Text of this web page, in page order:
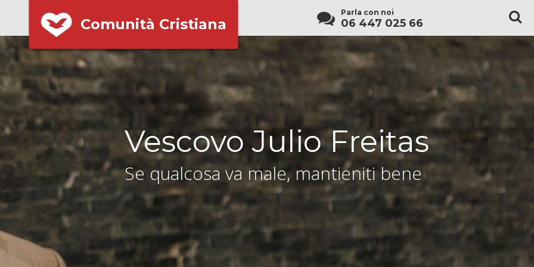
Comunità Cristiana
Parla con noi
06 447 025 66
Vescovo Julio Freitas
Se qualcosa va male, mantieniti bene